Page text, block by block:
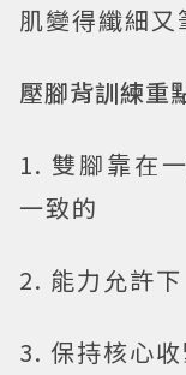
肌變得纖細又
壓腳背訓練重
1. 雙腳靠在
一致的
2. 能力允許
3. 保持核心